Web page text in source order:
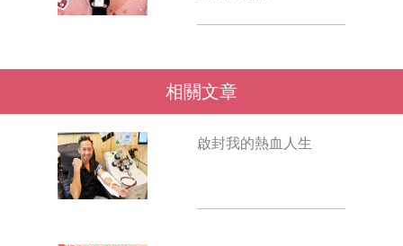
相關文章
啟封我的熱血人生